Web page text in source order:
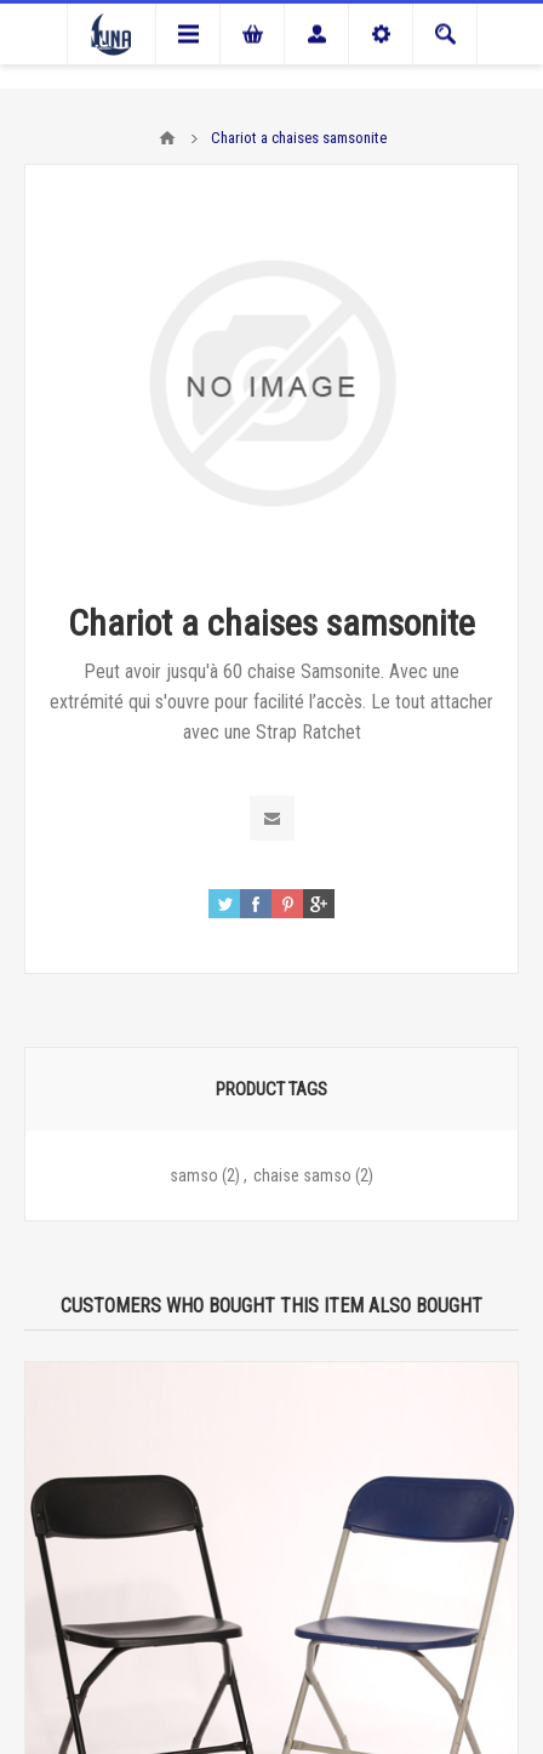
Chariot a chaises samsonite
Chariot a chaises samsonite
Peut avoir jusqu'à 60 chaise Samsonite. Avec une
extrémité qui s'ouvre pour facilité l’accès. Le tout attacher
avec une Strap Ratchet
PRODUCT TAGS
samso (2) , chaise samso (2)
CUSTOMERS WHO BOUGHT THIS ITEM ALSO BOUGHT